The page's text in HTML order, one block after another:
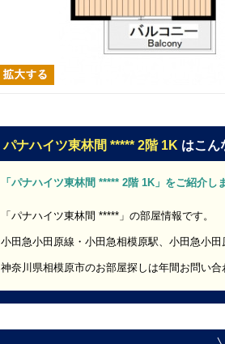
パナハイツ東林間 ***** 2階 1K はこん
「パナハイツ東林間 ***** 2階 1K」をご紹介し
「パナハイツ東林間 *****」の部屋情報です。
小田急小田原線・小田急相模原駅、小田急小田
神奈川県相模原市のお部屋探しは年間お問い合